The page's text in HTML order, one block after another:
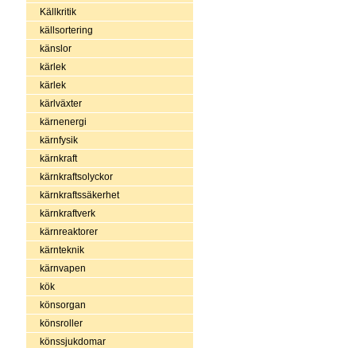
Källkritik
källsortering
känslor
kärlek
kärlek
kärlväxter
kärnenergi
kärnfysik
kärnkraft
kärnkraftsolyckor
kärnkraftssäkerhet
kärnkraftverk
kärnreaktorer
kärnteknik
kärnvapen
kök
könsorgan
könsroller
könssjukdomar